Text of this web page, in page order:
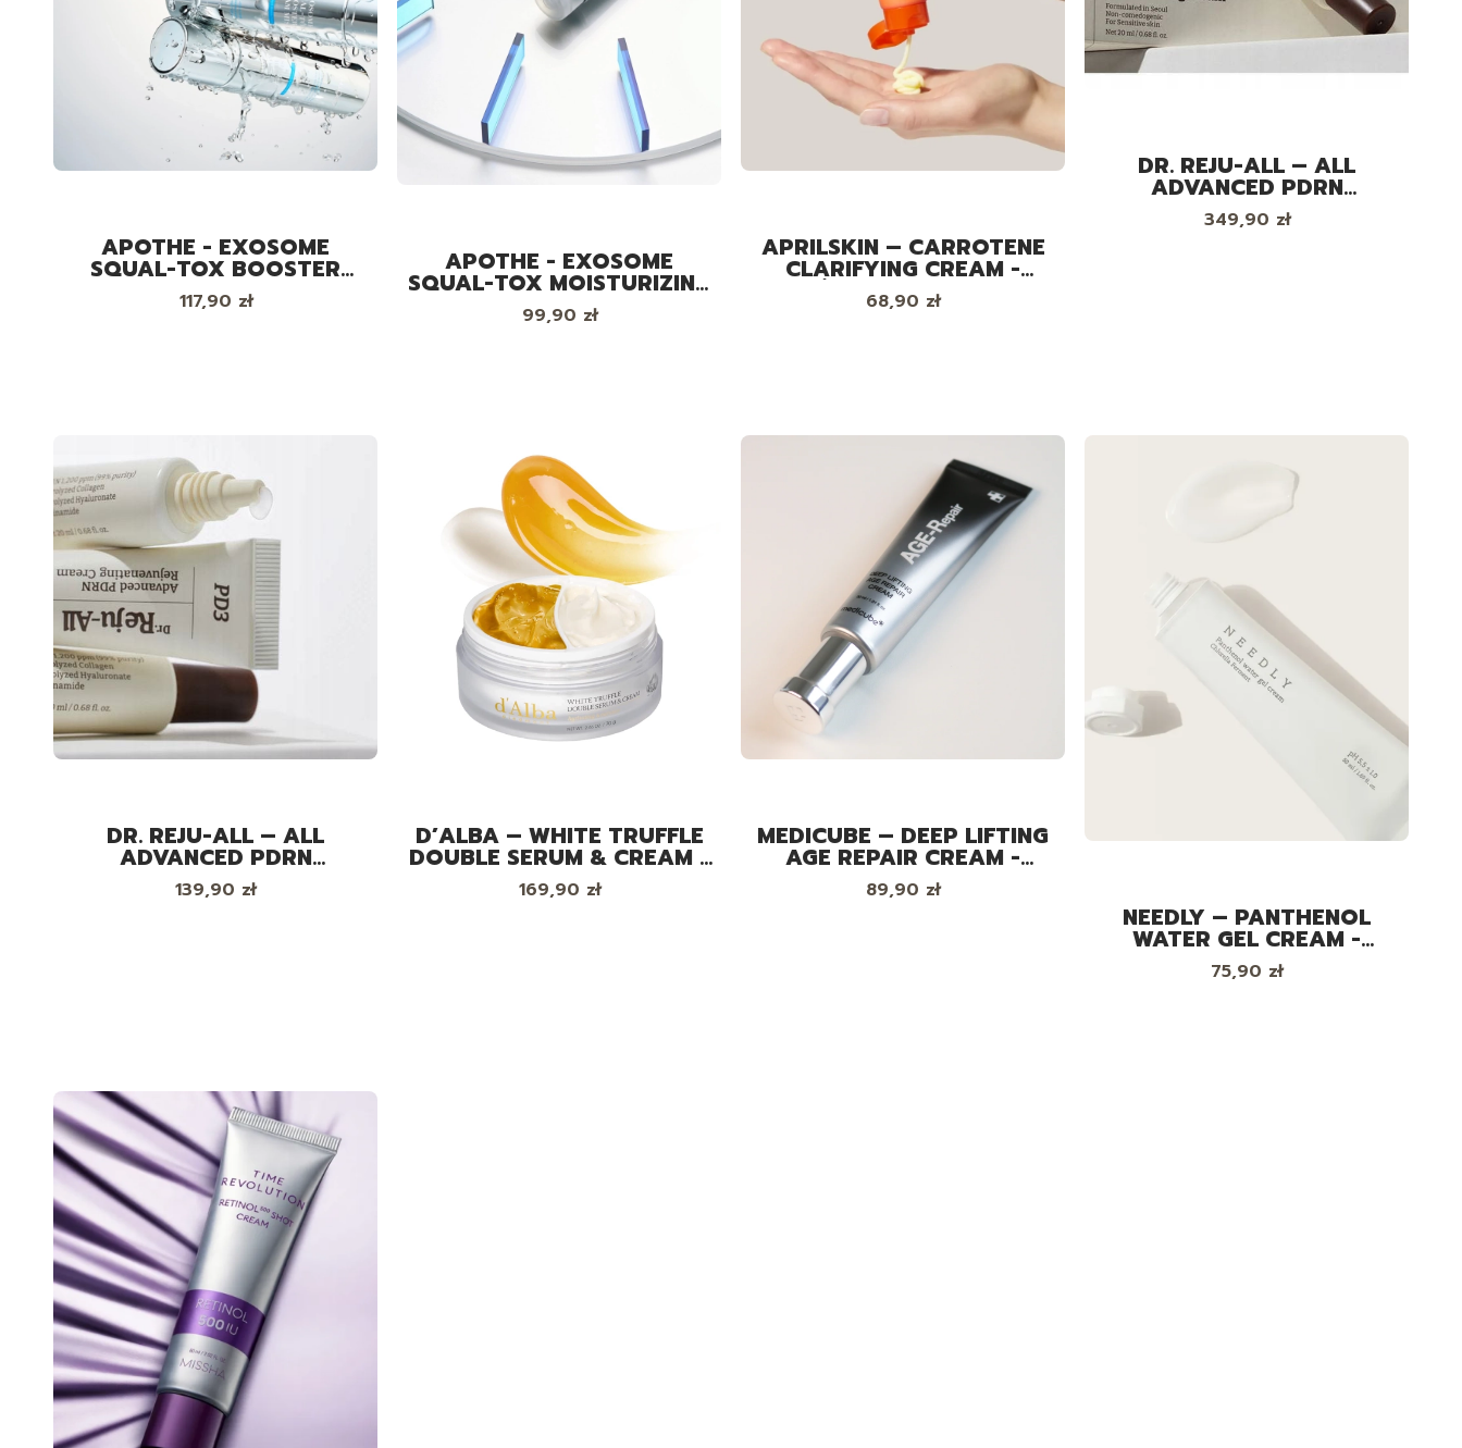
APOTHE - EXOSOME
SQUAL-TOX BOOSTER
CREAM MIST - KREM
MGIEŁKA Z EGZOSOMAMI I
Cena
117,90 zł
APOTHE - EXOSOME
SQUAL-TOX MOISTURIZING
CREAM - KREM Z
EGZOSOMAMI, 60 ML
Cena
99,90 zł
APRILSKIN – CARROTENE
CLARIFYING CREAM -
ODŻYWCZY KREM DO
TWARZY, 60 ML
Cena
68,90 zł
DR. REJU-ALL – ALL
ADVANCED PDRN
REJUVENATING CREAM
MAX – REGENERUJĄCY
Cena
349,90 zł
DR. REJU-ALL – ALL
ADVANCED PDRN
REJUVENATING CREAM –
REGENERUJĄCY KREM DO
Cena
139,90 zł
D’ALBA – WHITE TRUFFLE
DOUBLE SERUM & CREAM -
PRZECIWZMARSZCZKOWE
DUO DO TWARZY SERUM +
Cena
169,90 zł
MEDICUBE – DEEP LIFTING
AGE REPAIR CREAM -
LIFTINGUJĄCY KREM DO
TWARZY, 30 ML
Cena
89,90 zł
NEEDLY – PANTHENOL
WATER GEL CREAM -
KOJĄCY KREM DO TWARZY
Z PANTENOLEM, 50 ML
Cena
75,90 zł